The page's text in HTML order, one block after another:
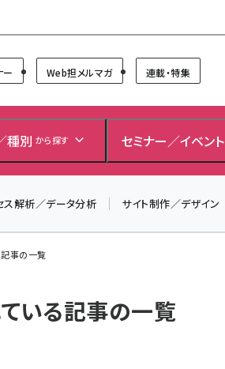
ー Web担メルマガ 連載・特集
種別 から探す セミナー／イベント
ス解析／データ分析 サイト制作／デザイン
記事の一覧
いる記事の一覧